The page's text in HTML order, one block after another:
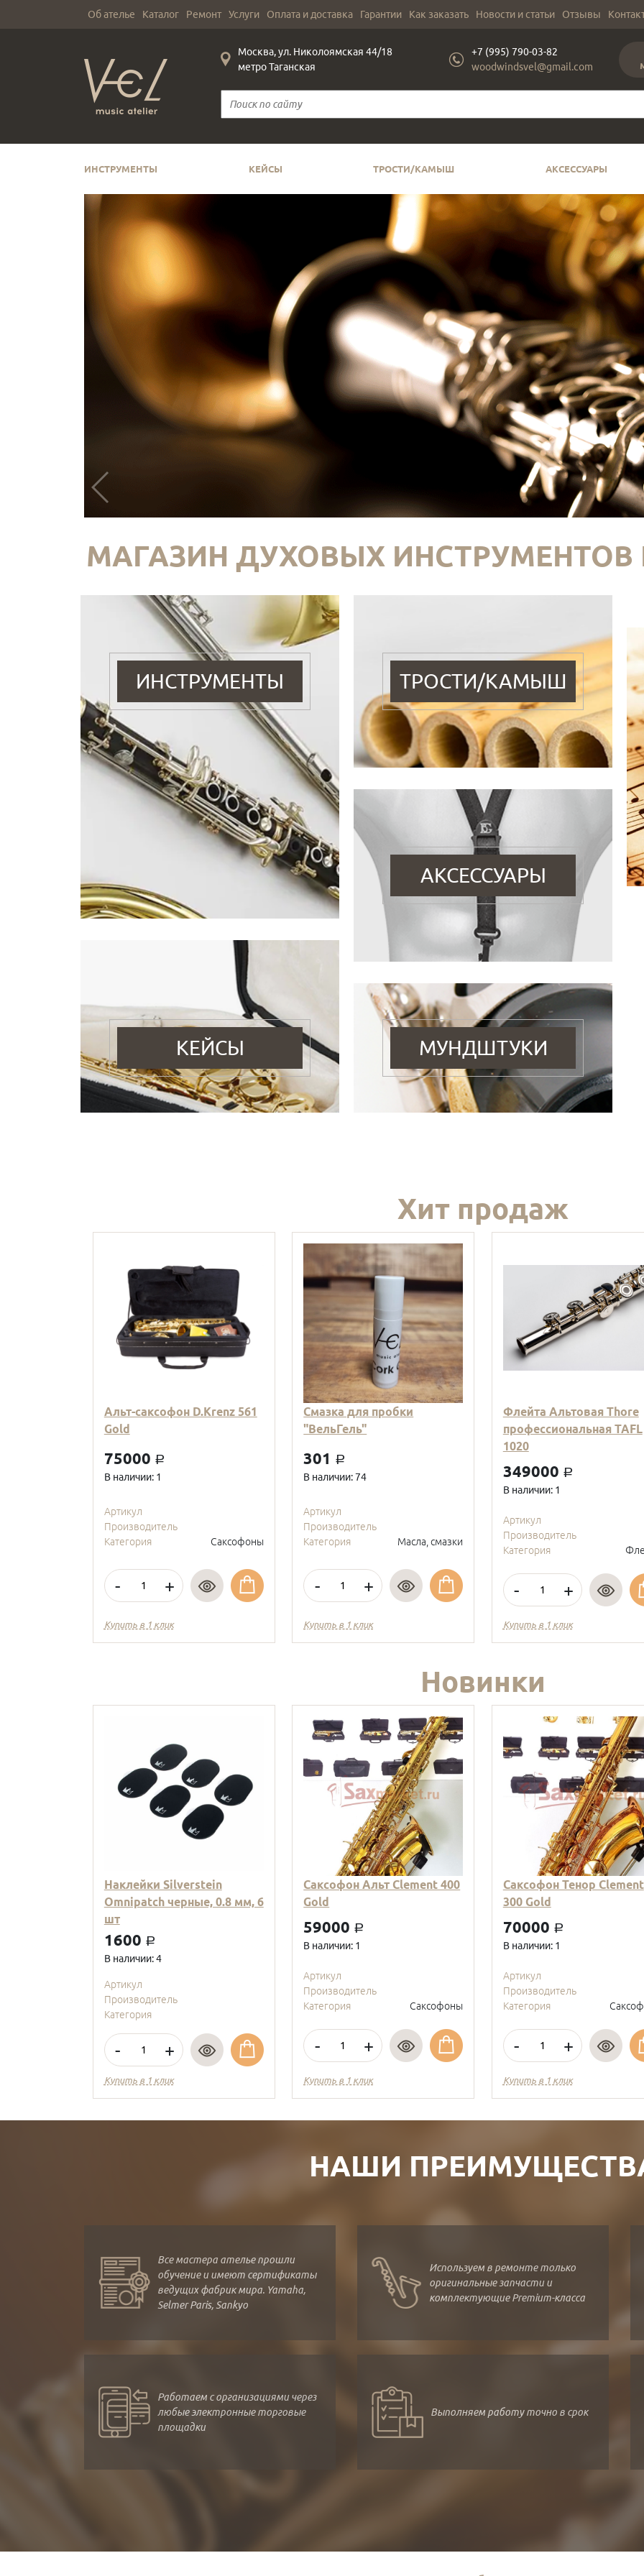
Об ателье Каталог Ремонт Услуги Оплата и доставка Гарантии Как заказать Новости и статьи Отзывы
Москва, ул. Николоямская 44/18
метро Таганская
+7 (995) 790-03-82
woodwindsvel@gmail.com
ИНСТРУМЕНТЫ КЕЙСЫ ТРОСТИ/КАМЫШ АКСЕССУАРЫ
МАГАЗИН ДУХОВЫХ ИНСТРУМЕНТОВ
ИНСТРУМЕНТЫ
КЕЙСЫ
ТРОСТИ/КАМЫШ
АКСЕССУАРЫ
МУНДШТУКИ
Хит продаж
Альт-саксофон D.Krenz 561
Gold
75000 a
В наличии: 1
Артикул
Производитель
Категория
Саксофоны
- +
Купить в 1 клик
Смазка для пробки
"ВельГель"
301 a
В наличии: 74
Артикул
Производитель
Категория
Масла, смазки
- +
Купить в 1 клик
Флейта Альтовая Thore
профессиональная TAFL
1020
349000 a
В наличии: 1
Артикул
Производитель
Категория
- +
Купить в 1 клик
Новинки
Наклейки Silverstein
Omnipatch черные, 0.8 мм, 6
шт
1600 a
В наличии: 4
Артикул
Производитель
Категория
- +
Купить в 1 клик
Саксофон Альт Clement 400
Gold
59000 a
В наличии: 1
Артикул
Производитель
Категория
Саксофоны
- +
Купить в 1 клик
Саксофон Тенор Clement
300 Gold
70000 a
В наличии: 1
Артикул
Производитель
Категория
- +
Купить в 1 клик
НАШИ
Все мастера ателье прошли
обучение и имеют сертификаты
ведущих фабрик мира. Yamaha,
Selmer Paris, Sankyo
Используем в ремонте только
оригинальные запчасти и
комплектующие Premium-класса
Работаем с организациями через
любые электронные торговые
площадки
Выполняем работу точно в срок